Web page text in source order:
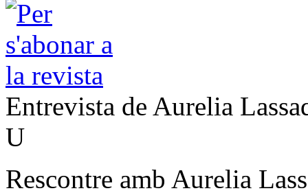
Entrevista de Aurelia
U
Rescontre amb Aurelia